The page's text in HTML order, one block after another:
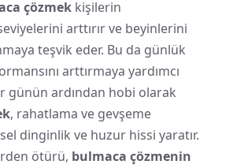
çözmek kişilerin
arttırır ve beyinlerini
teşvik eder. Bu da günlük
arttırmaya yardımcı
günün ardından hobi olarak
, rahatlama ve gevşeme
dinginlik ve huzur hissi yaratır.
ötürü, bulmaca çözmenin